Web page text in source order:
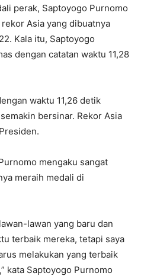
perak, Saptoyogo Purnomo
Asia yang dibuatnya
Kala itu, Saptoyogo
dengan catatan waktu 11,28
waktu 11,26 detik
bersinar. Rekor Asia
mengaku sangat
meraih medali di
lawan yang baru dan
terbaik mereka, tetapi saya
melakukan yang terbaik
kata Saptoyogo Purnomo